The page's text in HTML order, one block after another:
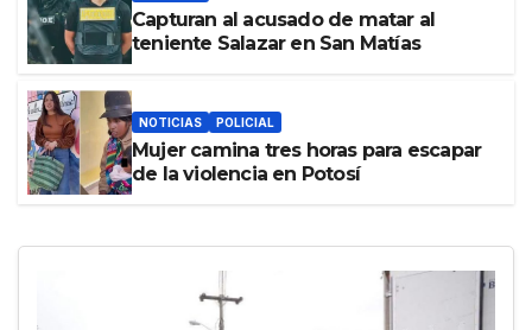
Capturan al acusado de matar al
teniente Salazar en San Matías
NOTICIAS POLICIAL
Mujer camina tres horas para escapar
de la violencia en Potosí